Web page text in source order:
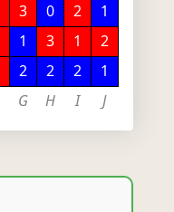
3 0 2
1
1 3 1
2
2 2 2
1
G H I J